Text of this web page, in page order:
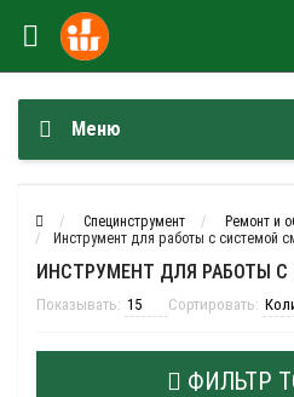
Меню
Специнструмент
Ремонт и
Инструмент для работы с системой
ИНСТРУМЕНТ ДЛЯ РАБОТЫ
Показывать: Сортировать:
ФИЛЬТР